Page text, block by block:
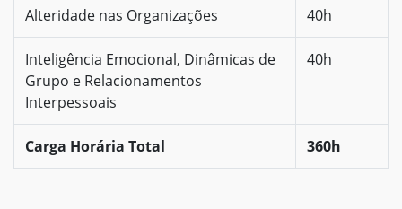
Alteridade nas Organizações 40h
Inteligência Emocional, Dinâmicas de
Grupo e Relacionamentos
Interpessoais
40h
Carga Horária Total 360h